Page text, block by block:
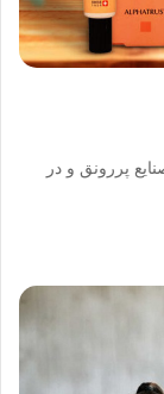
پررونق و در